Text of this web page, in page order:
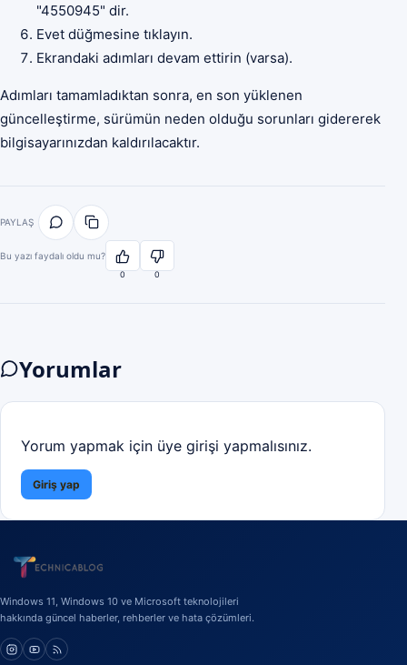
"4550945" dir.
Evet düğmesine tıklayın.
Ekrandaki adımları devam ettirin (varsa).
Adımları tamamladıktan sonra, en son yüklenen
güncelleştirme, sürümün neden olduğu sorunları gidererek
bilgisayarınızdan kaldırılacaktır.
PAYLAŞ
Bu yazı faydalı oldu mu?
0 0
Yorumlar
Yorum yapmak için üye girişi yapmalısınız.
Giriş yap
Windows 11, Windows 10 ve Microsoft teknolojileri
hakkında güncel haberler, rehberler ve hata çözümleri.